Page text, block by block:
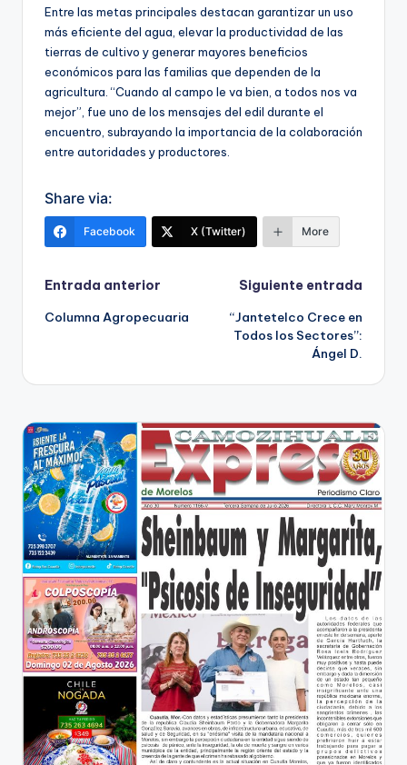
Entre las metas principales destacan garantizar un uso
más eficiente del agua, elevar la productividad de las
tierras de cultivo y generar mayores beneficios
económicos para las familias que dependen de la
agricultura. “Cuando al campo le va bien, a todos nos va
mejor”, fue uno de los mensajes del edil durante el
encuentro, subrayando la importancia de la colaboración
entre autoridades y productores.
Share via:
Facebook X (Twitter) More
Navegación
de
Entrada anterior
Columna Agropecuaria
Siguiente entrada
“Jantetelco Crece en
Todos los Sectores”:
Ángel D.